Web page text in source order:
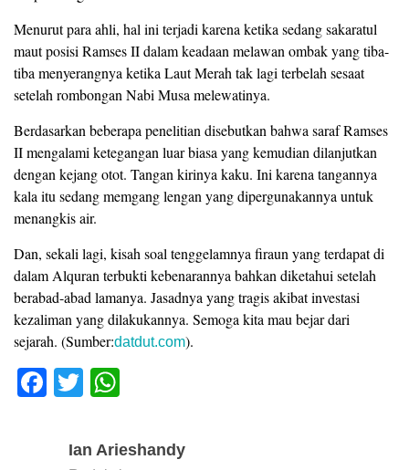
Menurut para ahli, hal ini terjadi karena ketika sedang sakaratul
maut posisi Ramses II dalam keadaan melawan ombak yang tiba-
tiba menyerangnya ketika Laut Merah tak lagi terbelah sesaat
setelah rombongan Nabi Musa melewatinya.
Berdasarkan beberapa penelitian disebutkan bahwa saraf Ramses
II mengalami ketegangan luar biasa yang kemudian dilanjutkan
dengan kejang otot. Tangan kirinya kaku. Ini karena tangannya
kala itu sedang memgang lengan yang dipergunakannya untuk
menangkis air.
Dan, sekali lagi, kisah soal tenggelamnya firaun yang terdapat di
dalam Alquran terbukti kebenarannya bahkan diketahui setelah
berabad-abad lamanya. Jasadnya yang tragis akibat investasi
kezaliman yang dilakukannya. Semoga kita mau bejar dari
sejarah. (Sumber:datdut.com).
F
T
tt
at
Ian Arieshandy